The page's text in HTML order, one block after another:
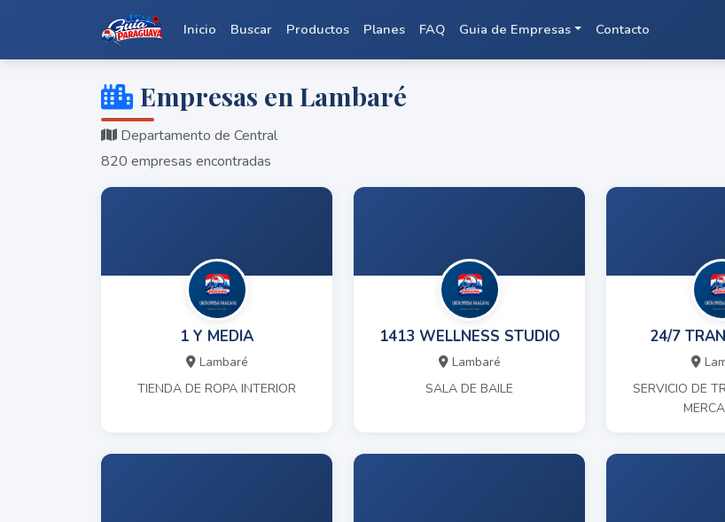
Inicio Buscar Productos Planes FAQ Guia de Empresas Contacto
Empresas en Lambaré
Departamento de Central
820 empresas encontradas
1 Y MEDIA
Lambaré
TIENDA DE ROPA INTERIOR
1413 WELLNESS STUDIO
Lambaré
SALA DE BAILE
24/7
SERVICIO DE